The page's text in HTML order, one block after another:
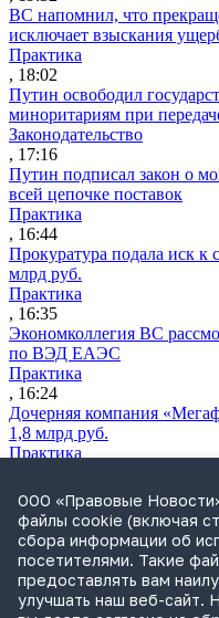
ВС напомнил, что
исключает взыскания
Практика
, 18:02
Путин освободил
миноритариям при
Законодательство
, 17:16
Путин подписал закон о
всей цепочке поставок
Практика
, 16:44
Прокуратура подала иск
млрд руб.
Практика
, 16:35
Экономколлегия ВС
по ВЭД ЕАЭС
Практика
, 16:24
Дочерняя компания
1,8 млрд руб.
Практика
СИП проверит отмену
устройствами после
Практика
, 15:17
Суды 10 стран
Google о возврате
Международная практика
ООО «Правовые
файлы cookie (включая
сбора информации об
посетителями. Такие
предоставлять вам
улучшать наш веб-сайт.